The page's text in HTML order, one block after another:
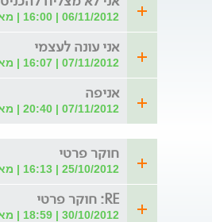
06/11/2012 | 16:00 | מאת: שלומי
אני עונה לעצמי
07/11/2012 | 16:07 | מאת: שלומי
אניפה
07/11/2012 | 20:40 | מאת: שמחוש....
חוקר פרטי
25/10/2012 | 16:13 | מאת: מישהי
RE: חוקר פרטי
30/10/2012 | 18:59 | מאת: שמחוש....